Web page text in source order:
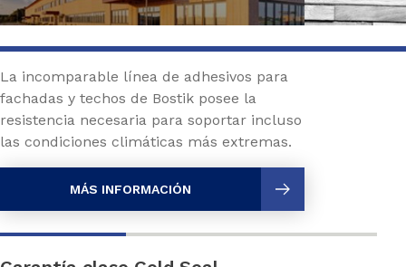
La incomparable línea de adhesivos para
fachadas y techos de Bostik posee la
resistencia necesaria para soportar incluso
las condiciones climáticas más extremas.
MÁS INFORMACIÓN